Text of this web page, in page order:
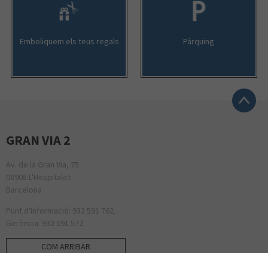
Emboliquem els teus regals Pàrquing
GRAN VIA 2
Av. de la Gran Via, 75
08908 L'Hospitalet
Barcelona
Punt d'Informació: 932 591 762.
Gerència: 932 591 572.
COM ARRIBAR